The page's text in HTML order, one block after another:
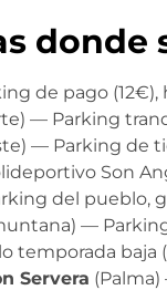
donde
de pago (12€),
— Parking
— Parking de
Son
del pueblo,
—
temporada baja
Servera (Palma)